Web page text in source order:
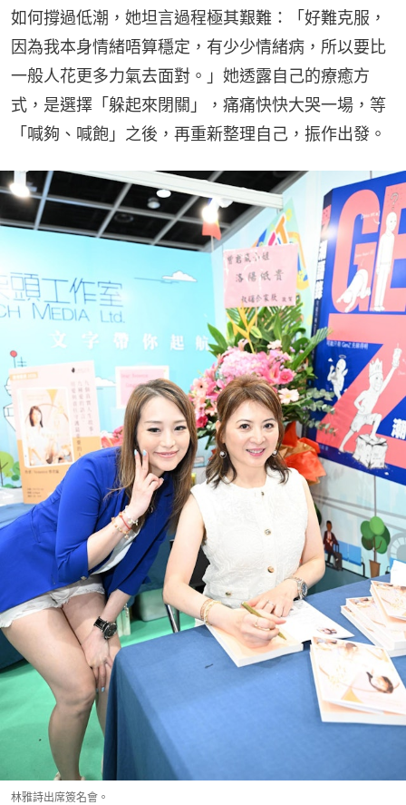
如何撐過低潮，她坦言過程極其艱難：「好難克服，
因為我本身情緒唔算穩定，有少少情緒病，所以要比
一般人花更多力氣去面對。」她透露自己的療癒方
式，是選擇「躲起來閉關」，痛痛快快大哭一場，等
「喊夠、喊飽」之後，再重新整理自己，振作出發。
林雅詩出席簽名會。